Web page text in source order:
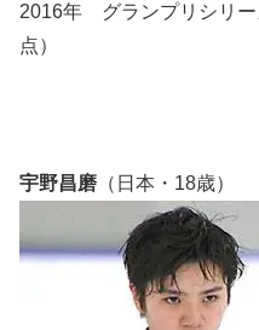
2016年 グランプリシリ
点）
宇野昌磨 （日本・18歳）